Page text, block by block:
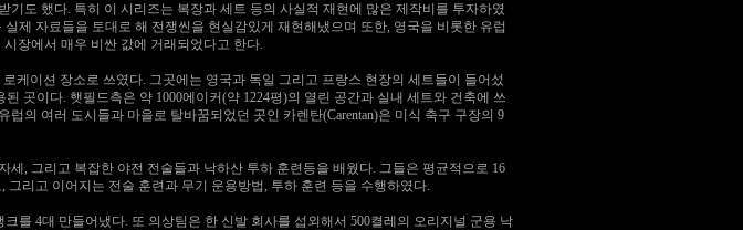
기도 했다. 특히 이 시리즈는 복장과 세트 등의 사실적 재현에 많은 제작비를 투자하였
제 자료들을 토대로 해 전쟁씬을 현실감있게 재현해냈으며 또한, 영국을 비롯한 유럽
장에서 매우 비싼 값에 거래되었다고 한다.
케이션 장소로 쓰였다. 그곳에는 영국과 독일 그리고 프랑스 현장의 세트들이 들어섰
곳이다. 햇필드측은 약 1000에이커(약 1224평)의 열린 공간과 실내 세트와 건축에 쓰
의 여러 도시들과 마을로 탈바꿈되었던 곳인 카렌탄(Carentan)은 미식 축구 구장의 9
, 그리고 복잡한 야전 전술들과 낙하산 투하 훈련등을 배웠다. 그들은 평균적으로 16
리고 이어지는 전술 훈련과 무기 운용방법, 투하 훈련 등을 수행하였다.
를 4대 만들어냈다. 또 의상팀은 한 신발 회사를 섭외해서 500켤레의 오리지널 군용 낙